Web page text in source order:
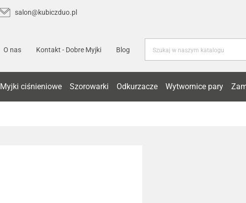
salon@kubiczduo.pl
O nas Kontakt - Dobre Myjki Blog
Myjki ciśnieniowe Szorowarki Odkurzacze Wytwornice pary